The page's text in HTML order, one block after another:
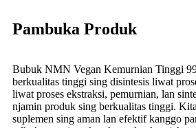
Pambuka Produk
Bubuk NMN Vegan Kemurnian Tinggi
berkualitas tinggi sing disintesis liwat
liwat proses ekstraksi, pemurnian, lan
njamin produk sing berkualitas tinggi.
suplemen sing aman lan efektif kanggo